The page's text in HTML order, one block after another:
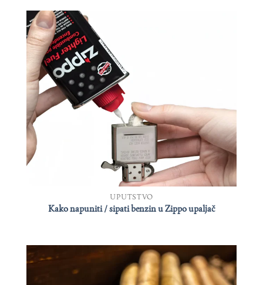
UPUTSTVO
Kako napuniti / sipati benzin u Zippo upaljač